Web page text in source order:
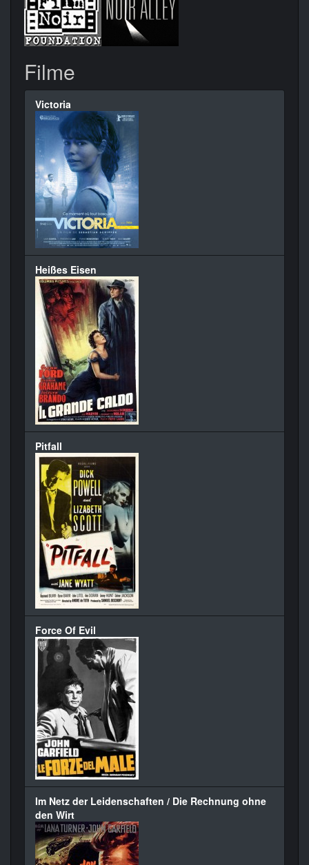
Filme
Victoria
Heißes Eisen
Pitfall
Force Of Evil
Im Netz der Leidenschaften / Die Rechnung ohne
den Wirt